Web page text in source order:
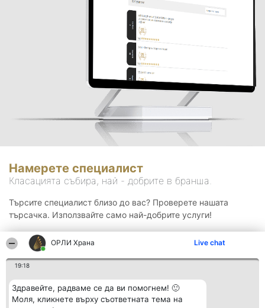
ОРЛИ Храна Live chat
19:18
Здравейте, радваме се да ви помогнем! 🙂
Моля, кликнете върху съответната тема на
Намерете специалист
Класацията събира, най - добрите в бранша.
Търсите специалист близо до вас? Проверете нашата
търсачка. Използвайте само най-добрите услуги!